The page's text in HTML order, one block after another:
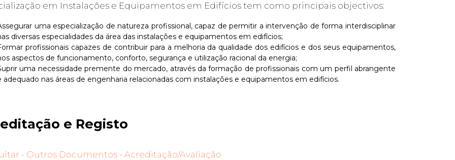
em Instalações e Equipamentos em Edifícios tem como principais objectivos:
uma especialização de natureza profissional, capaz de permitir a intervenção de forma interdisciplinar
diversas especialidades da área das instalações e equipamentos em edifícios;
profissionais capazes de contribuir para a melhoria da qualidade dos edifícios e dos seus equipamentos,
aspectos de funcionamento, conforto, segurança e utilização racional da energia;
uma necessidade premente do mercado, através da formação de profissionais com um perfil abrangente
adequado nas áreas de engenharia relacionadas com instalações e equipamentos em edifícios.
e Registo
- Outros Documentos - Acreditação/Avaliação